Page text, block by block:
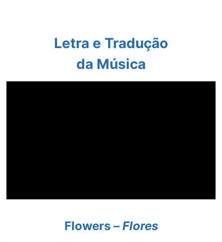
Letra e Tradução
da Música
Flowers – Flores